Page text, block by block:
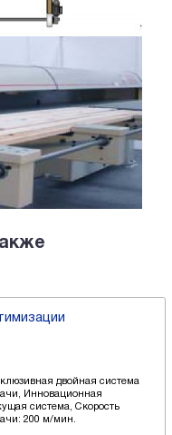
двойная система
Инновационная
система, Скорость
200 м/мин.